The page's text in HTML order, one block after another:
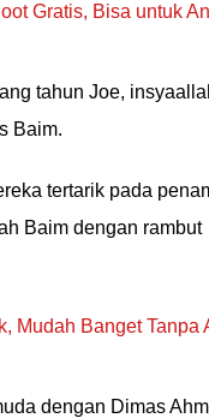
Gratis, Bisa untuk
tahun Joe,
Baim.
tertarik pada
Baim dengan rambut
Mudah Banget Tanpa
dengan Dimas